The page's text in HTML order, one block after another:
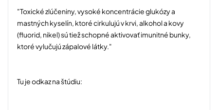
"Toxické zlúčeniny, vysoké koncentrácie glukózy a
mastných kyselín, ktoré cirkulujú v krvi, alkohol a kovy
(fluorid, nikel) sú tiež schopné aktivovať imunitné bunky,
ktoré vylučujú zápalové látky."
Tu je odkaz na štúdiu: